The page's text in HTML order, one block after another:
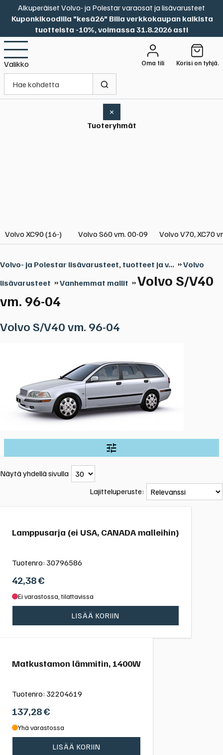
Alkuperäiset Volvo- ja Polestar varaosat ja lisävarusteet
Kuponkikoodilla "kesä26" Bilia verkkokaupan kaikista
tuotteista -10%, voimassa 31.8.2026 asti
Valikko Oma tili Korisi on tyhjä.
×
Tuoteryhmät
Volvo XC90 (16-) Volvo S60 vm. 00-09 Volvo V70, XC70
Volvo- ja Polestar lisävarusteet, tuotteet ja v...
Volvo
lisävarusteet
Vanhemmat mallit
Volvo S/V40
vm. 96-04
Volvo S/V40 vm. 96-04
Näytä yhdellä sivulla
Lajitteluperuste:
Lamppusarja (ei USA, CANADA malleihin)
Tuotenro: 30796586
42,38€
Ei varastossa, tilattavissa
LISÄÄ KORIIN
Matkustamon lämmitin, 1400W
Tuotenro: 32204619
137,28€
Yhä varastossa
LISÄÄ KORIIN